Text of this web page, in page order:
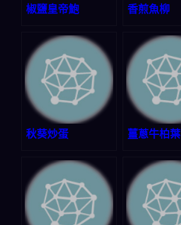
椒鹽皇帝鮑 香煎魚柳
秋葵炒蛋 薑蔥牛柏葉